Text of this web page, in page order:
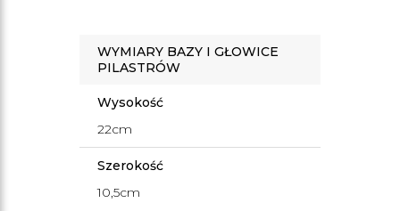
WYMIARY BAZY I GŁOWICE
PILASTRÓW
Wysokość
22cm
Szerokość
10,5cm